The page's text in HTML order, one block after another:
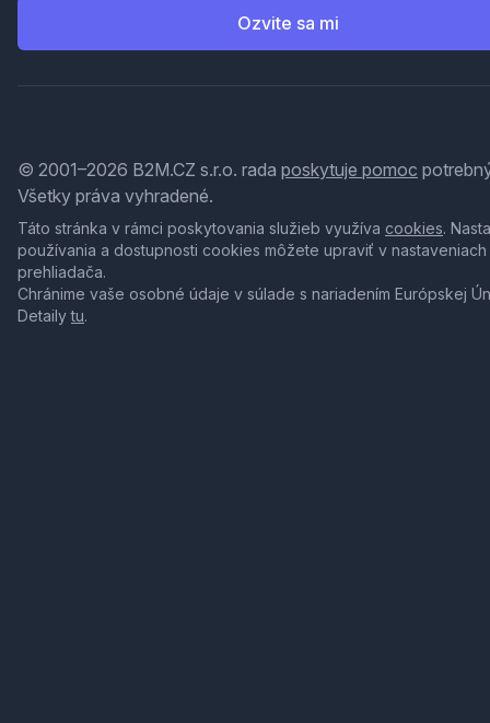
Ozvite sa mi
© 2001–2026 B2M.CZ s.r.o. rada poskytuje pomoc
Všetky práva vyhradené.
Táto stránka v rámci poskytovania služieb využíva cookies.
používania a dostupnosti cookies môžete upraviť v nastaveniach
prehliadača.
Chránime vaše osobné údaje v súlade s nariadením Európskej
Detailytu.